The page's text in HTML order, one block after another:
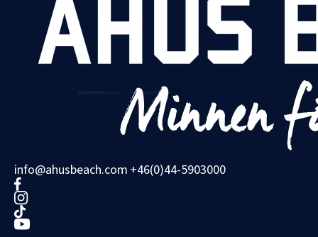
info@ahusbeach.com +46(0)44-5903000